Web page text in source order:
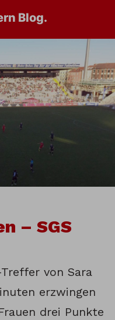
Blog.
– SGS
von Sara
erzwingen
drei Punkte